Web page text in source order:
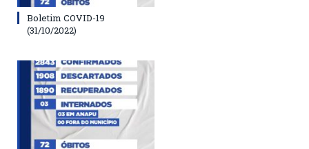
Boletim COVID-19
(31/10/2022)